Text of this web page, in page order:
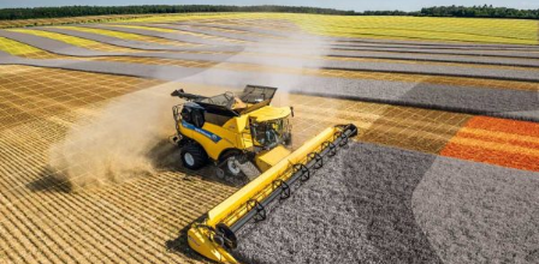
cosechadoras
New
Holland
ganan
dos
medallas
en
los
premios
a